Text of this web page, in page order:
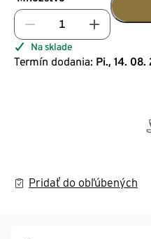
Na sklade
Termín dodania: Pi., 14. 08.
Pridať do obľúbených